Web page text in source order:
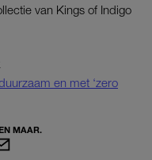
van Kings of Indigo
en met ‘zero
MAAR.